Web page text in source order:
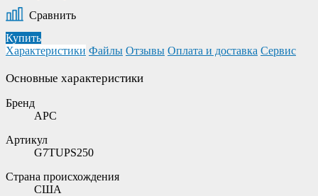
Сравнить
Купить
Характеристики Файлы Отзывы Оплата и доставка Сервис
Основные характеристики
Бренд
APC
Артикул
G7TUPS250
Страна происхождения
США